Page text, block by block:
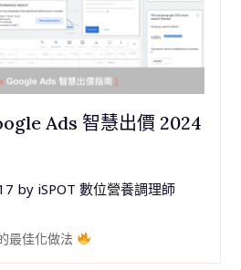
Ads 智慧出價 2024
by iSPOT 數位營養調理師
最佳化做法